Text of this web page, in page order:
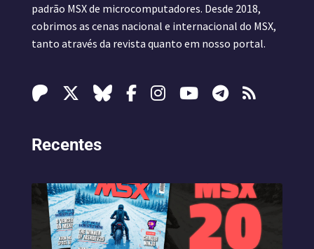
padrão MSX de microcomputadores. Desde 2018,
cobrimos as cenas nacional e internacional do MSX,
tanto através da revista quanto em nosso portal.
Recentes